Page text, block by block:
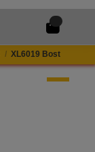
XL6019 Bost